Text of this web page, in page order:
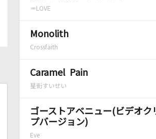
＝LOVE
Monolith
Crossfaith
Caramel Pain
星街すいせい
ゴーストアベニュー(ビデオク
プバージョン)
Eve